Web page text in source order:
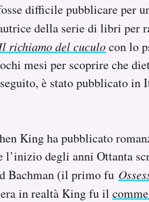
difficile pubblicare per
della serie di libri per
richiamo del cuculocon lo
mesi per scoprire che
è stato pubblicato in
King ha pubblicato
l’inizio degli anni Ottanta
Bachman (il primo fu
in realtà King fu il